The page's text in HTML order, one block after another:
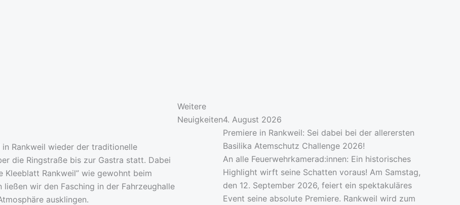
Rankweil wieder der traditionelle
die Ringstraße bis zur Gastra statt. Dabei
Kleeblatt Rankweil” wie gewohnt beim
wir den Fasching in der Fahrzeughalle
ausklingen.
Weitere
Neuigkeiten4. August 2026
Premiere in Rankweil: Sei dabei bei der allerersten
Basilika Atemschutz Challenge 2026!
An alle Feuerwehrkamerad:innen: Ein historisches
Highlight wirft seine Schatten voraus! Am Samstag,
den 12. September 2026, feiert ein spektakuläres
Event seine absolute Premiere. Rankweil wird zum